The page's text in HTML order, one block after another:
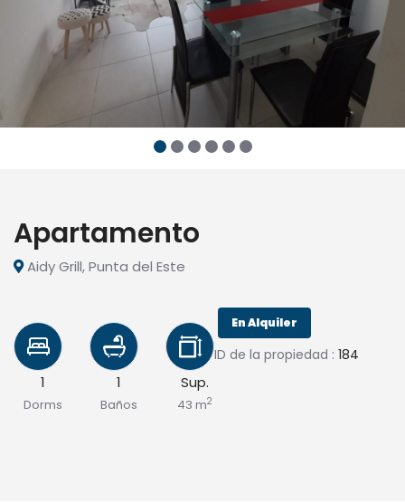
Apartamento
Aidy Grill, Punta del Este
1
Dorms
1
Baños
Sup.
43 m2
En Alquiler
ID de la propiedad : 184